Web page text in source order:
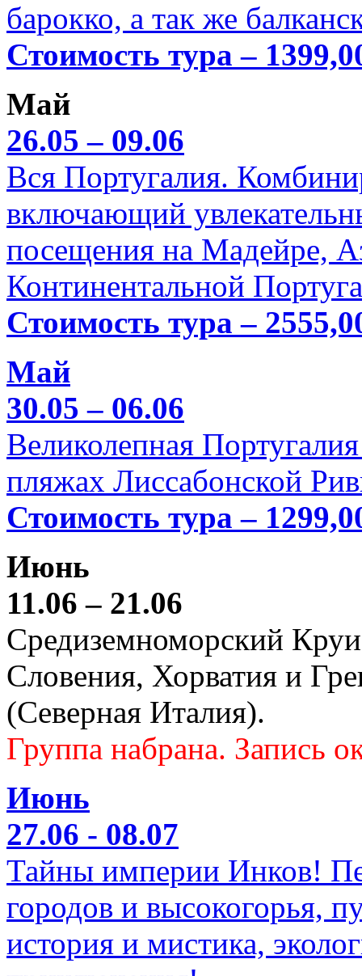
барокко, а так же
Стоимость тура –
Май
26.05 – 09.06
Вся Португалия.
включающий
посещения на Мадейре,
Континентальной
Стоимость тура –
Май
30.05 – 06.06
Великолепная
пляжах Лиссабонской
Стоимость тура –
Июнь
11.06 – 21.06
Средиземноморский
Словения, Хорватия и
(Северная Италия).
Группа набрана. Запись
Июнь
27.06 - 08.07
Тайны империи Инков!
городов и высокогорья,
история и мистика,